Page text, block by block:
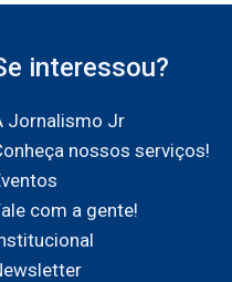
interessou?
Jornalismo Jr
nossos serviços!
com a gente!